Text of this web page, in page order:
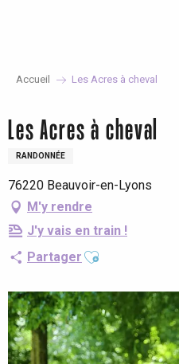
Accueil Les Acres à cheval
Les Acres à cheval
RANDONNÉE
76220 Beauvoir-en-Lyons
M'y rendre
J'y vais en train !
Partager Ajouter aux favoris